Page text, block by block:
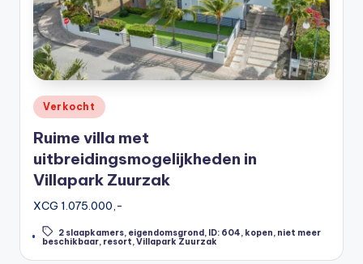
Posted
in
Verkocht
Ruime villa met
uitbreidingsmogelijkheden in
Villapark Zuurzak
XCG 1.075.000,-
Tags: 2 slaapkamers, eigendomsgrond, ID: 604 kopen niet meer
beschikbaar, resort,Villapark Zuurzak